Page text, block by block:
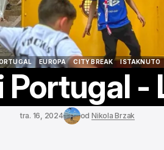
EUROPA
CITY BREAK
ISTAKNUTO
Portugal -
tra. 16, 2024 od Nikola Brzak
više
tra. 13, 2026